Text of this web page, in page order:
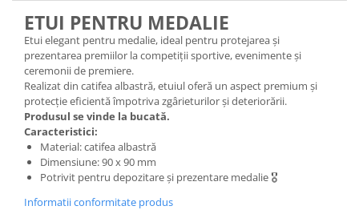
ETUI PENTRU MEDALIE
Etui elegant pentru medalie, ideal pentru protejarea și
prezentarea premiilor la competiții sportive, evenimente și
ceremonii de premiere.
Realizat din catifea albastră, etuiul oferă un aspect premium și
protecție eficientă împotriva zgârieturilor și deteriorării.
Produsul se vinde la bucată.
Caracteristici:
Material: catifea albastră
Dimensiune: 90 x 90 mm
Potrivit pentru depozitare și prezentare medalie 🎖️
Informatii conformitate produs